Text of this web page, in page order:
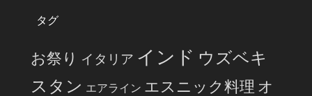
タグ
お祭り イタリア インド ウズベキ
スタン エアライン エスニック料理 オ